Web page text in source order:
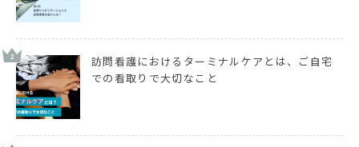
2
訪問看護におけるターミナルケアとは、ご自宅
での看取りで大切なこと